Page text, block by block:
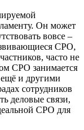
Он может
вовсе –
СРО,
часто не
СРО занимается
ещё и другими
сотрудников
деловые связи,
СРО для